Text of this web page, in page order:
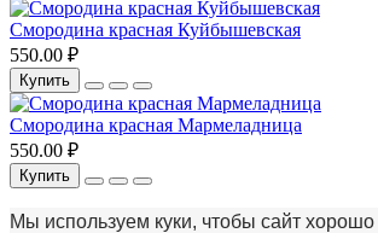
Смородина красная Куйбышевская
550.00 ₽
Купить
Смородина красная Мармеладница
550.00 ₽
Купить
Мы используем куки, чтобы сайт хорошо